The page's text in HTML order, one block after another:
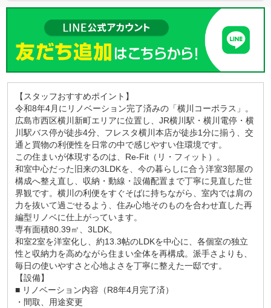
【スタッフおすすめポイント】
令和8年4月にリノベーション完了済みの「横川コーポラス」。
広島市西区横川新町エリアに位置し、JR横川駅・横川電停・横
川駅バス停が徒歩4分、フレスタ横川本店が徒歩1分に揃う、交
通と買物の利便性を日常の中で感じやすい住環境です。
この住まいが体現するのは、Re-Fit（リ・フィット）。
和室中心だった旧来の3LDKを、今の暮らしに合う洋室3部屋の
構成へ整え直し、収納・動線・設備配置まで丁寧に見直した世
界観です。横川の利便をすぐそばに持ちながら、室内では肩の
力を抜いて過ごせるよう、住み心地そのものを合わせ直した再
編型リノベに仕上がっています。
専有面積80.39㎡、3LDK。
和室2室を洋室化し、約13.3帖のLDKを中心に、各個室の独立
性と収納力を高めながら住まい全体を再構成。派手さよりも、
毎日の使いやすさと心地よさを丁寧に整えた一邸です。
【設備】
■ リノベーション内容（R8年4月完了済）
・間取、用途変更